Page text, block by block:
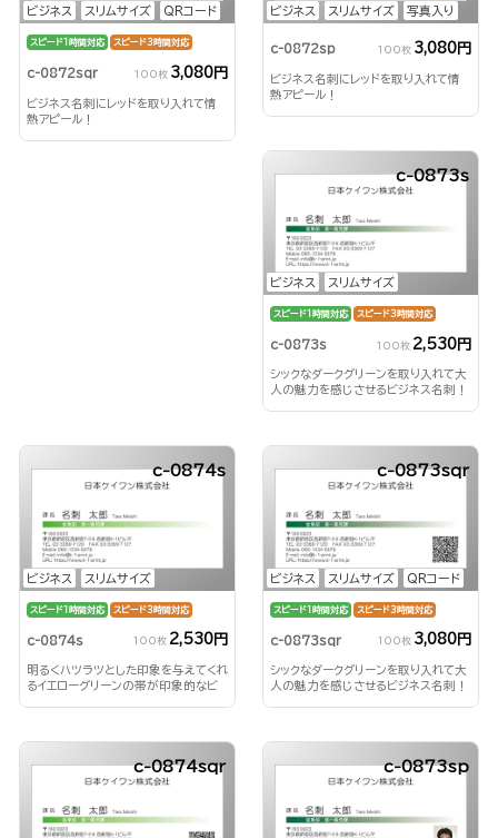
ビジネス スリムサイズ QRコード
スピード1時間対応 スピード3時間対応
c-0872sqr 100枚 3,080円
ビジネス名刺にレッドを取り入れて情
熱アピール！
ビジネス スリムサイズ 写真入り
c-0872sp 100枚 3,080円
ビジネス名刺にレッドを取り入れて情
熱アピール！
ビジネス スリムサイズ
c-0873s
スピード1時間対応 スピード3時間対応
c-0873s 100枚 2,530円
シックなダークグリーンを取り入れて大
人の魅力を感じさせるビジネス名刺！
ビジネス スリムサイズ
c-0874s
スピード1時間対応 スピード3時間対応
c-0874s 100枚 2,530円
明るくハツラツとした印象を与えてくれ
るイエローグリーンの帯が印象的なビ
ビジネス スリムサイズ QRコード
c-0873sqr
スピード1時間対応 スピード3時間対応
c-0873sqr 100枚 3,080円
シックなダークグリーンを取り入れて大
人の魅力を感じさせるビジネス名刺！
c-0874sqr c-0873sp